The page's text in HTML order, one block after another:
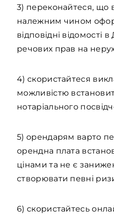
3) переконайтеся, що
належним чином
відповідні відомості
речових прав на
4) скористайтеся
можливістю
нотаріального
5) орендарям варто
орендна плата
цінами та не є
створювати певні
6) скористайтесь